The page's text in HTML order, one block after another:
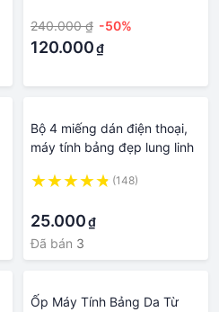
Cao Cấp Màu Sắc Cute Nhỏ
Gọn Thuận Tiện Mang Theo
Ồn Màu Hồng Xanh Đen
240.000 ₫ -50%
120.000₫
Bộ 4 miếng dán điện thoại,
máy tính bảng đẹp lung linh
(148)
25.000₫
Đã bán 3
Ốp Máy Tính Bảng Da Từ